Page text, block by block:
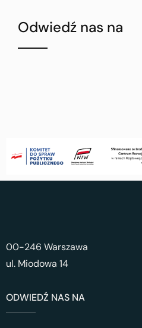
Odwiedź nas na
00-246 Warszawa
ul. Miodowa 14
ODWIEDŹ NAS NA